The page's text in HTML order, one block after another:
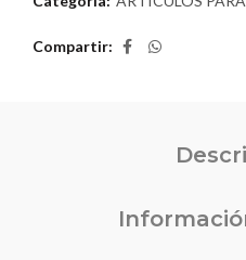
Compartir